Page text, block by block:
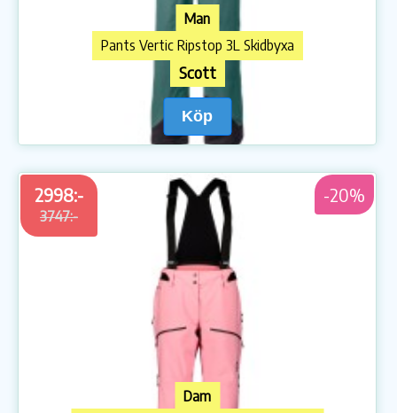
Man
Pants Vertic Ripstop 3L Skidbyxa
Scott
Köp
2998:-
3747:-
-20%
Dam